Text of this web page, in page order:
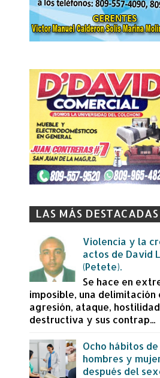
LAS MÁS DESTACADAS
Violencia y la
actos de David
(Petete).
Se hace en
imposible, una
agresión, ataque,
destructiva y sus contrap...
Ocho hábitos
hombres y
después del